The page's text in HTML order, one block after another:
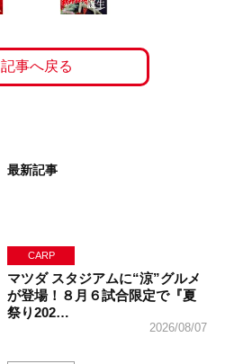
記事へ戻る
最新記事
CARP
マツダ スタジアムに“涼”グルメ
が登場！８月６試合限定で『夏
祭り202…
2026/08/07